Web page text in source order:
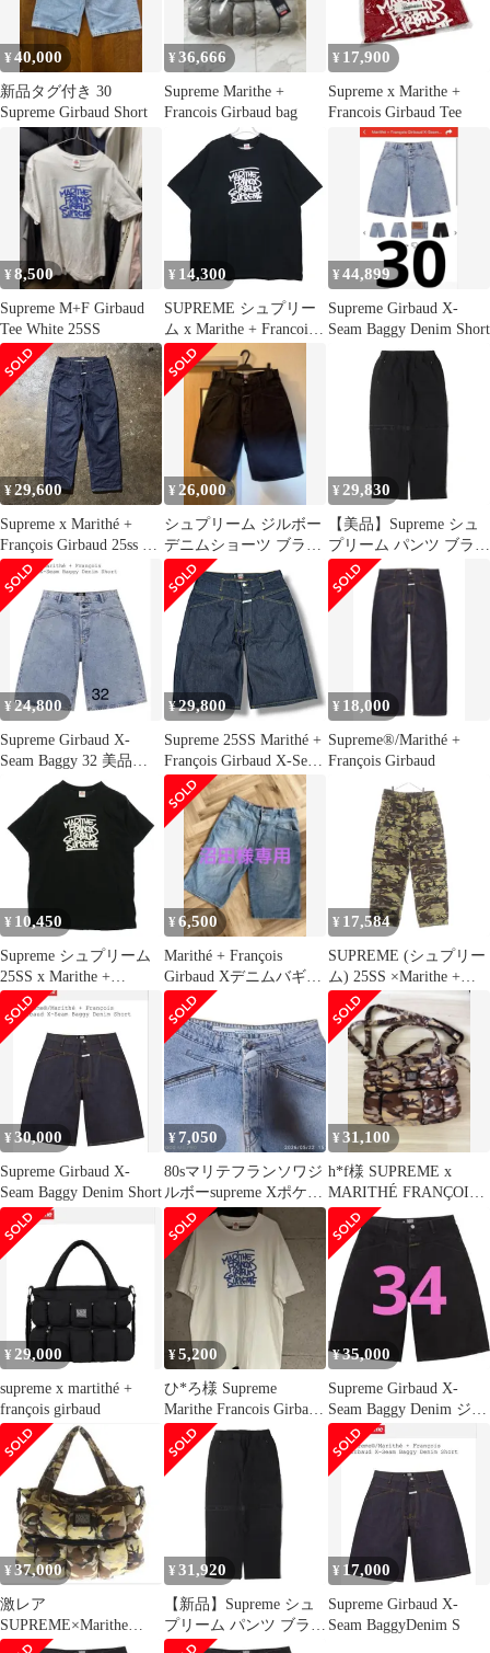
¥40,000
新品タグ付き 30
Supreme Girbaud Short
¥36,666
Supreme Marithe +
Francois Girbaud bag
¥ 17,900
Supreme x Marithe +
Francois Girbaud Tee
¥8,500
Supreme M+F Girbaud
Tee White 25SS
¥ 14,300
SUPREME シュプリー
ム x Marithe + Francois
Girbaud マリテ フラン
ソワ ジルボー 25SS
TEE Tシャツ ブラック
ショートスリーブ カッ
トソー 半袖 サイズXL
augk
¥44,899
Supreme Girbaud X-
Seam Baggy Denim Short
¥29,600
Supreme x Marithé +
François Girbaud 25ss X-
Seam Baggy Jean リジッ
ド インディゴ 34 シュ
プリーム マリテフラン
ソワジルボー バギージ
ーンズ デニムパンツ
¥ 26,000
シュプリーム ジルボー
デニムショーツ ブラッ
ク
¥ 29,830
【美品】Supreme シュ
プリーム パンツ ブラッ
ク 黒 サイズ:M | 25SS
Marithe + Francois
Girbaud カーゴ スウェ
ットパンツ (Shuttle
Tape Cargo Sweatpant) |
ボトムス | コラボ
¥ 24,800
Supreme Girbaud X-
Seam Baggy 32 美品
¥29,800
Supreme 25SS Marithé +
François Girbaud X-Seam
Baggy Denim Short マリ
テ フランソワ ジルボー
X-シーム バギー デニ
ムハーフパンツ ショー
トパンツ シュプリーム
インディゴ 32 13989M
¥ 18,000
Supreme®/Marithé +
François Girbaud
¥ 10,450
Supreme シュプリーム
25SS x Marithe +
Francois Girbaud Tee マ
リテ+フランソワ ジル
ボー 半袖 Tシャツ ブラ
ック ブラック系 L【中
古】
¥6,500
Marithé + François
Girbaud Xデニムバギー
ショーツ
¥ 17,584
SUPREME (シュプリー
ム) 25SS ×Marithe +
Francois Girbaud Shuttle
Tape マリテ フランソワ
ジルボー シャトルテー
プ カーゴスウェットカ
ーゴパンツ ドロースト
リングイージーパンツ
¥30,000
Supreme Girbaud X-
Seam Baggy Denim Short
¥7,050
80sマリテフランソワジ
ルボーsupreme Xポケッ
ト バギー ジーンズ
¥31,100
h*f様 SUPREME x
MARITHÉ FRANÇOIS
GIRBAUD
¥ 29,000
supreme x martithé +
françois girbaud
¥5,200
ひ*ろ様 Supreme
Marithe Francois Girbaud
Tシ
¥35,000
Supreme Girbaud X-
Seam Baggy Denim ジル
ボー
¥ 37,000
激レア
SUPREME×Marithe
Francois Girbaud 25SS
¥ 31,920
【新品】Supreme シュ
プリーム パンツ ブラッ
ク 黒 サイズ:M | 25SS
¥ 17,000
Supreme Girbaud X-
Seam BaggyDenim S